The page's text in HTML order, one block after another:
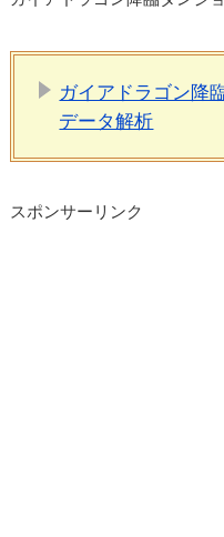
ガイアドラゴン降
データ解析
スポンサーリンク